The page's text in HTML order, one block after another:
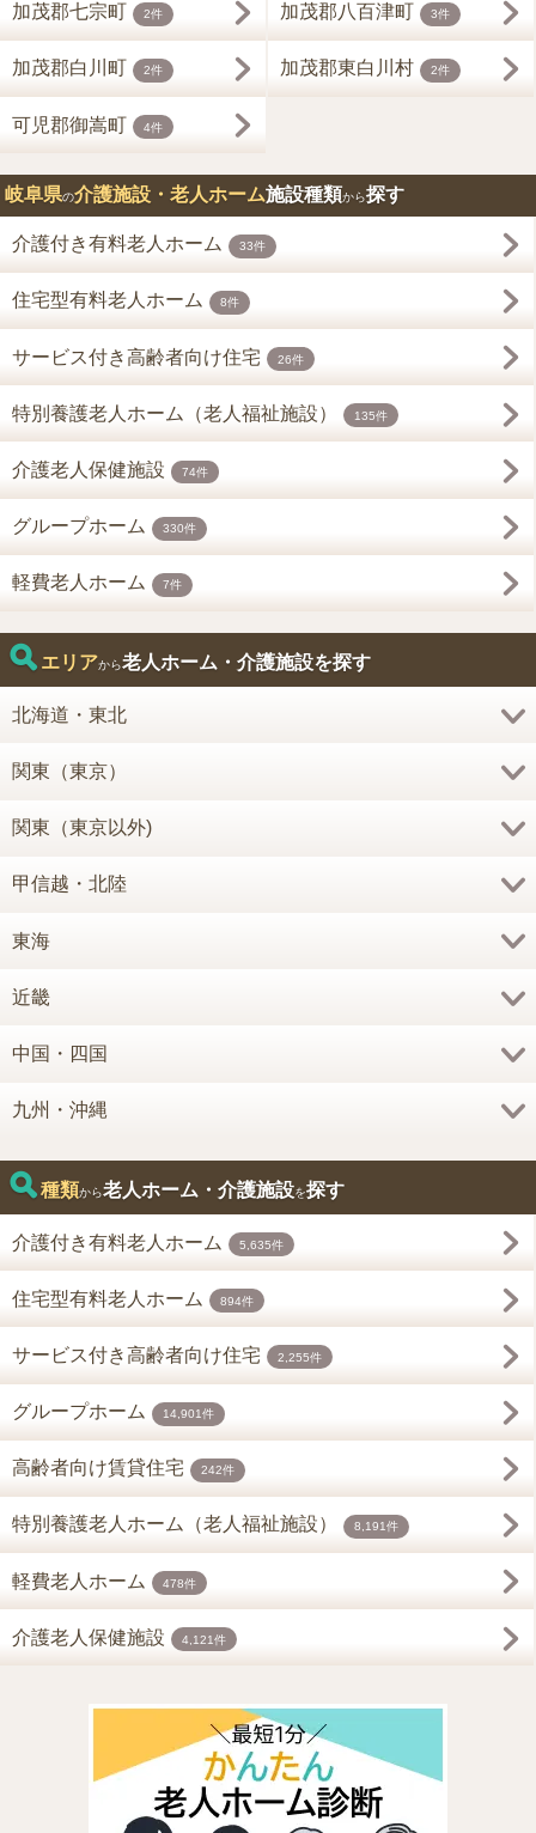
加茂郡七宗町 2件 加茂郡八百津町 3件
加茂郡白川町 2件 加茂郡東白川村 2件
可児郡御嵩町 4件
岐阜県の介護施設・老人ホーム施設種類から探す
介護付き有料老人ホーム 33件
住宅型有料老人ホーム 8件
サービス付き高齢者向け住宅 26件
特別養護老人ホーム（老人福祉施設） 135件
介護老人保健施設 74件
グループホーム 330件
軽費老人ホーム 7件
エリアから老人ホーム・介護施設を探す
北海道・東北
関東（東京）
関東（東京以外)
甲信越・北陸
東海
近畿
中国・四国
九州・沖縄
種類から老人ホーム・介護施設を探す
介護付き有料老人ホーム 5,635件
住宅型有料老人ホーム 894件
サービス付き高齢者向け住宅 2,255件
グループホーム 14,901件
高齢者向け賃貸住宅 242件
特別養護老人ホーム（老人福祉施設） 8,191件
軽費老人ホーム 478件
介護老人保健施設 4,121件